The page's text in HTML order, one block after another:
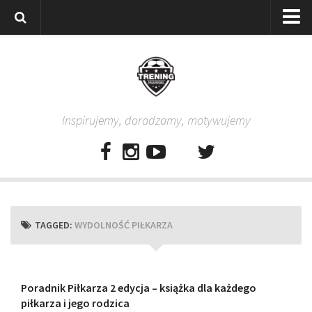
Rodzice
Aplikacja Pro Training – Trening Piłkarski
Plan treningowy “Piłkarski W-F w domu”
Inspirujemy, doradzamy, motywujemy
TAGGED: WYDOLNOŚĆ PIŁKARZA
Poradnik Piłkarza 2 edycja – książka dla każdego
piłkarza i jego rodzica